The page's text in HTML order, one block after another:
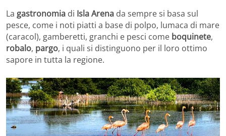
La gastronomia di Isla Arena da sempre si basa sul
pesce, come i noti piatti a base di polpo, lumaca di mare
(caracol), gamberetti, granchi e pesci come boquinete,
robalo, pargo, i quali si distinguono per il loro ottimo
sapore in tutta la regione.